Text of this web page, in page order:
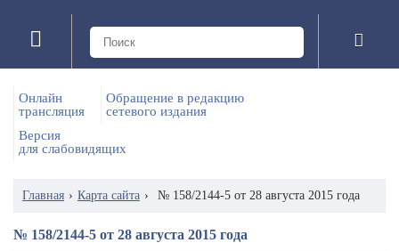
Онлайн
трансляция
Обращение в редакцию
сетевого издания
Версия
для слабовидящих
Главная › Карта сайта › № 158/2144-5 от 28 августа 2015 года
№ 158/2144-5 от 28 августа 2015 года